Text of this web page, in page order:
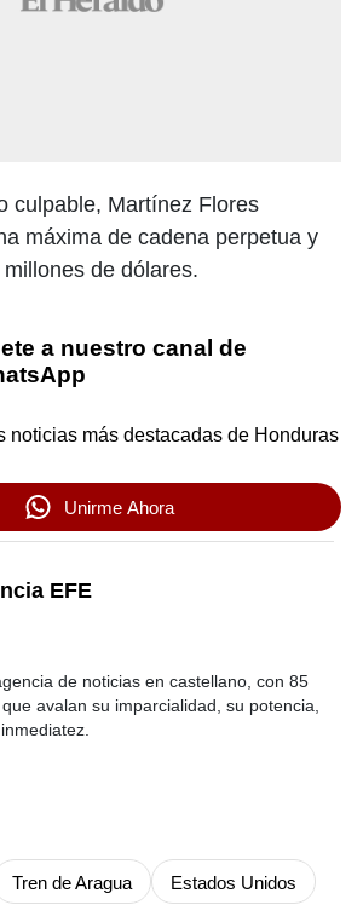
culpable, Martínez Flores
máxima de cadena perpetua y
de dólares.
a nuestro canal de
noticias más destacadas de Honduras
Unirme Ahora
EFE
de noticias en castellano, con 85
avalan su imparcialidad, su potencia,
Tren de Aragua Estados Unidos